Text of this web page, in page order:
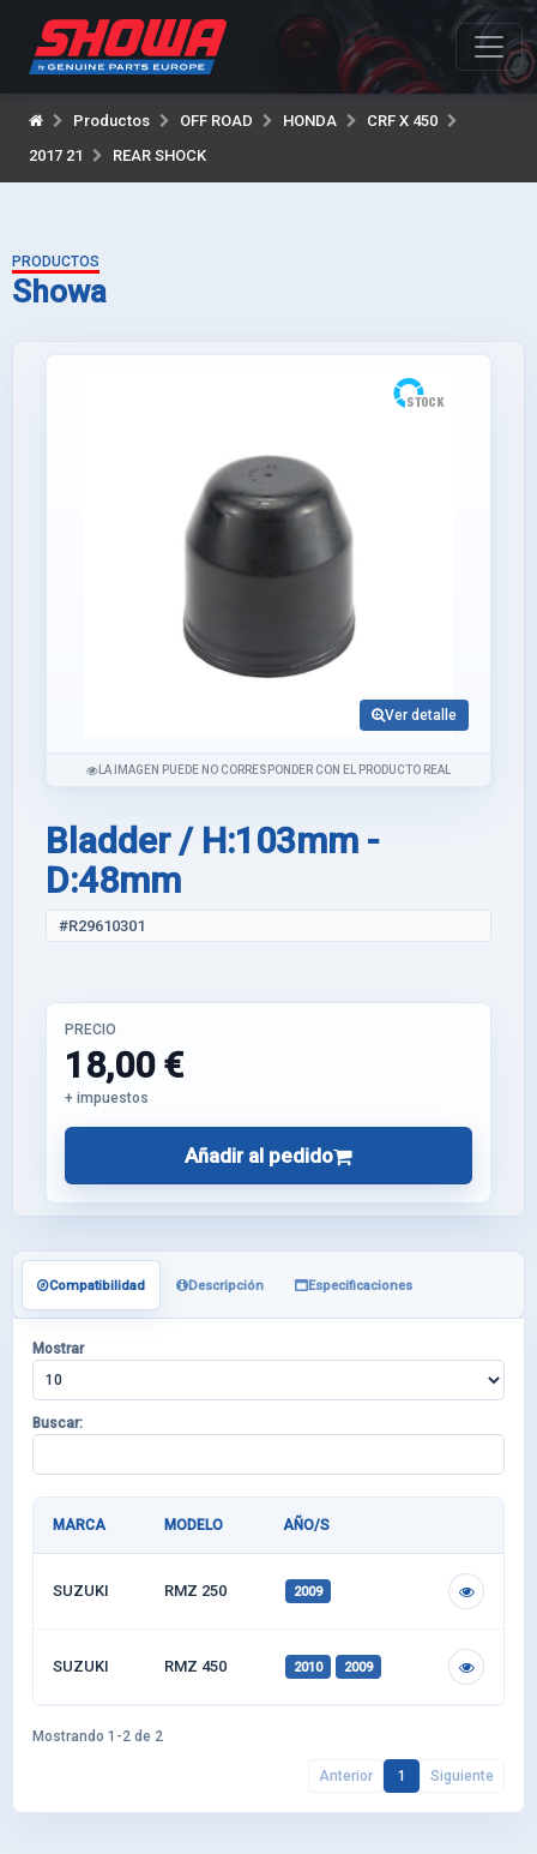
Productos OFF ROAD HONDA
CRF X 450
2017 21
REAR SHOCK
PRODUCTOS
Showa
Ver detalle
LA IMAGEN PUEDE NO CORRESPONDER CON EL PRODUCTO REAL
Bladder / H:103mm -
D:48mm
#R29610301
PRECIO
18,00 €
+ impuestos
Añadir al pedido
Compatibilidad Descripción Especificaciones
Mostrar
Buscar:
MARCA MODELO AÑO/S
SUZUKI RMZ 250 2009
SUZUKI RMZ 450 2010 2009
Mostrando 1-2 de 2
Anterior 1 Siguiente